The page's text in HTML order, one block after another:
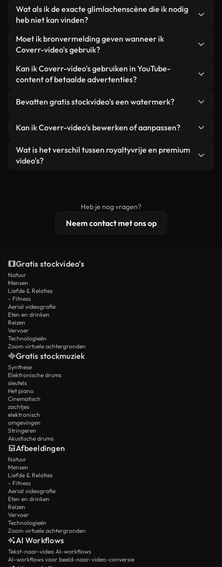
video's. Elke video is duidelijk gelabeld, zodat je
altijd weet wat je gebruikt.
Niet als u voor onze geoptimaliseerde versies
kiest. Wij bieden lichtgewicht, webklare formaten
achtergrond. Zo blijft de kwaliteit hoog, worden de
laadtijden geminimaliseerd en worden
statistieken zoals LCP verbeterd.
Wat als ik de exacte glimlachenscène die ik nodig
heb niet kan vinden?
Met Coverr AI Studio maak je direct een video.
Beschrijf de scène – bijvoorbeeld "glimlachen bij
enkele seconden een gepersonaliseerde video die
voldoet aan onze licentievoorwaarden.
Moet ik bronvermelding geven wanneer ik
Coverr-video's gebruik?
Naamsvermelding is niet vereist. Alle video's in
onze stockbibliotheek zijn royaltyvrij en kunnen
hoewel dit altijd op prijs wordt gesteld.
Kan ik Coverr-video's gebruiken in YouTube-
content of betaalde advertenties?
gebruikt in YouTube-video's met advertentie-
advertenties van klanten, zolang je de beelden
een losstaand product.
Bevatten gratis stockvideo's een watermerk?
zijn of door AI gegenereerd – bevat watermerken.
Je krijgt schoon, direct bruikbaar beeldmateriaal.
Kan ik Coverr-video's bewerken of aanpassen?
Ja. Je mag onze video's inkorten, bijsnijden of
remixen. Zorg er wel voor dat het eindproduct
Wat is het verschil tussen royaltyvrije en premium
video's?
licentiebescherming omvat.
Heb je nog vragen?
Neem contact met ons op
Gratis stockvideo’s
Natuur
Mensen
Liefde & Relaties
- Fitness
Aerial videografie
Eten en drinken
Reizen
Vervoer
Technologieën
Zoom virtuele achtergronden
Gratis stockmuziek
Synthese
Elektronische drums
sleutels
Het piano
Cinematisch
zachtjes
elektronisch
omgevingen
Stringeren
Akustische drums
Afbeeldingen
Natuur
Mensen
Liefde & Relaties
- Fitness
Aerial videografie
Eten en drinken
Reizen
Vervoer
Technologieën
Zoom virtuele achtergronden
AI Workflows
Tekst-naar-video AI-workflows
AI-workflows voor beeld-naar-video-conversie